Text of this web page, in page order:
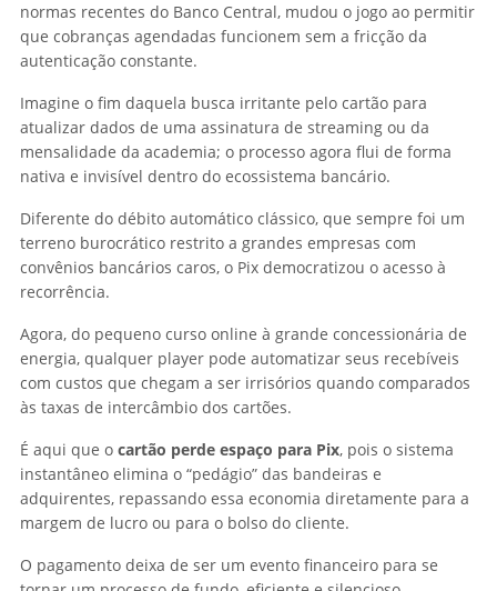
normas recentes do Banco Central, mudou o jogo ao permitir
que cobranças agendadas funcionem sem a fricção da
autenticação constante.
Imagine o fim daquela busca irritante pelo cartão para
atualizar dados de uma assinatura de streaming ou da
mensalidade da academia; o processo agora flui de forma
nativa e invisível dentro do ecossistema bancário.
Diferente do débito automático clássico, que sempre foi um
terreno burocrático restrito a grandes empresas com
convênios bancários caros, o Pix democratizou o acesso à
recorrência.
Agora, do pequeno curso online à grande concessionária de
energia, qualquer player pode automatizar seus recebíveis
com custos que chegam a ser irrisórios quando comparados
às taxas de intercâmbio dos cartões.
É aqui que o cartão perde espaço para Pix, pois o sistema
instantâneo elimina o “pedágio” das bandeiras e
adquirentes, repassando essa economia diretamente para a
margem de lucro ou para o bolso do cliente.
O pagamento deixa de ser um evento financeiro para se